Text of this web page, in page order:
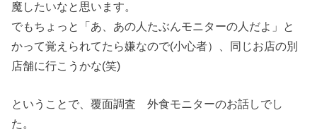
魔したいなと思います。
でもちょっと「あ、あの人たぶんモニターの人だよ」と
かって覚えられてたら嫌なので(小心者）、同じお店の別
店舗に行こうかな(笑)
ということで、覆面調査 外食モニターのお話しでし
た。